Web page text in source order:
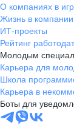
О компаниях в
Жизнь в компании
ИТ-проекты
Рейтинг
Молодым
Карьера для
Школа
Карьера в
Боты для